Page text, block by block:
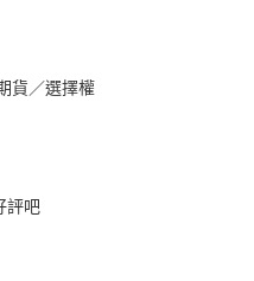
貨／選擇權
評吧